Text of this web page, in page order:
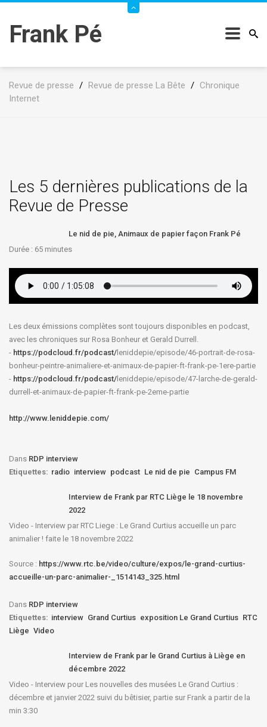
Frank Pé
Revue de presse / Revue de presse La Bête / Chronique
Internet
Les 5 dernières publications de la
Revue de Presse
Le nid de pie, Animaux de papier façon Frank Pé
Durée : 65 minutes
Les deux émissions complètes sont toujours disponibles en podcast,
avec les chroniques sur Rosa Bonheur et Gerald Durrell.
- https://podcloud.fr/podcast/ leniddepie/episode/46-portrait-de-rosa-
bonheur-peintre-animaliere-et-animaux-de-papier-ft-frank-pe-1ere-partie
- https://podcloud.fr/podcast/ leniddepie/episode/47-larche-de-gerald-
durrell-et-animaux-de-papier-ft-frank-pe-2eme-partie
http://www.leniddepie.com/
Dans RDP interview
Etiquettes: radio interview podcast Le nid de pie Campus FM
Interview de Frank par RTC Liège le 18 novembre
2022
Video - Interview par RTC Liege : Le Grand Curtius accueille un parc
animalier ! faite le 18 novembre 2022
Source : https://www.rtc.be/video/culture/expos/le-grand-curtius-
accueille-un-parc-animalier-_1514143_325.html
Dans RDP interview
Etiquettes: interview Grand Curtius exposition Le Grand Curtius RTC
Liège Video
Interview de Frank par le Grand Curtius à Liège en
décembre 2022
Video - Interview pour Les nouvelles des musées Le Grand Curtius :
décembre et janvier 2022 suivi du bêtisier, partie sur Frank a partir de la
min 3:30